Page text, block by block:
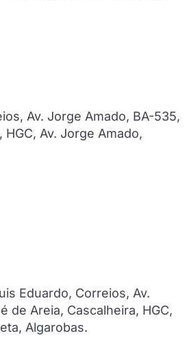
Av. Jorge Amado, BA-535,
Av. Jorge Amado,
Eduardo, Correios, Av.
de Areia, Cascalheira, HGC,
Algarobas.